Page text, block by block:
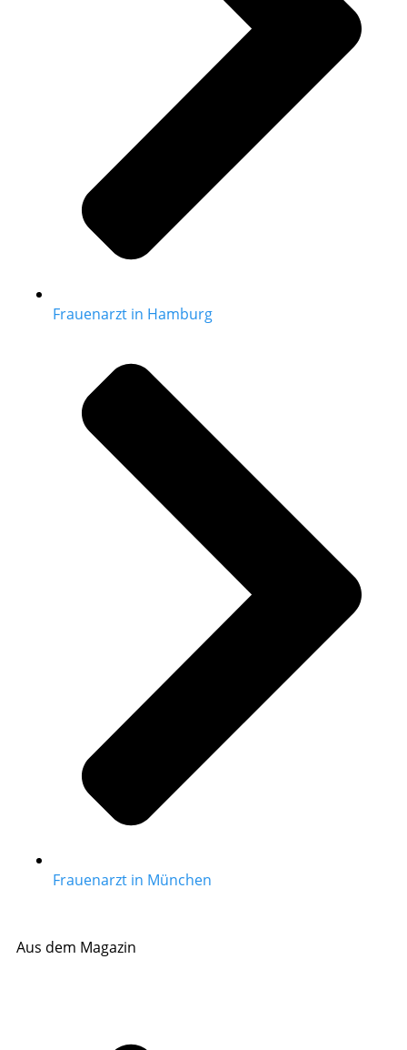
Frauenarzt in Hamburg
Frauenarzt in München
Aus dem Magazin